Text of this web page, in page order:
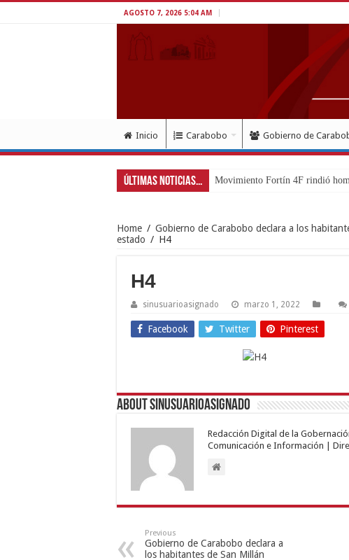
AGOSTO 7, 2026 5:04 AM
Inicio Carabobo Gobierno de
Últimas Noticias... Movimiento Fortín 4F rindió
Home / Gobierno de Carabobo declara a los
estado / H4
H4
sinusuarioasignado marzo 1, 2022
Facebook Twitter Pinterest
About sinusuarioasignado
Redacción Digital de la
Comunicación e Información |
Previous
Gobierno de Carabobo declara a
los habitantes de San Millán